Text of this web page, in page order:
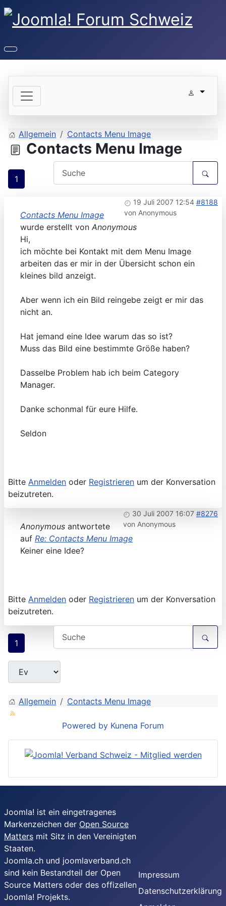
Allgemein Contacts Menu Image
Contacts Menu Image
1
19 Juli 2007 12:54 #8188
von Anonymous
Contacts Menu Image
wurde erstellt von Anonymous
Hi,
ich möchte bei Kontakt mit dem Menu Image
arbeiten das er mir in der Übersicht schon ein
kleines bild anzeigt.
Aber wenn ich ein Bild reingebe zeigt er mir das
nicht an.
Hat jemand eine Idee warum das so ist?
Muss das Bild eine bestimmte Größe haben?
Dasselbe Problem hab ich beim Category
Manager.
Danke schonmal für eure Hilfe.
Seldon
Bitte Anmelden oder Registrieren um der Konversation
beizutreten.
30 Juli 2007 16:07 #8276
von Anonymous
Anonymous antwortete
auf Re: Contacts Menu Image
Keiner eine Idee?
Bitte Anmelden oder Registrieren um der Konversation
beizutreten.
1
Allgemein Contacts Menu Image
Powered by Kunena Forum
Joomla! ist ein eingetragenes
Markenzeichen der Open Source
Matters mit Sitz in den Vereinigten
Staaten.
Joomla.ch und joomlaverband.ch
sind kein Bestandteil der Open
Source Matters oder des offizellen
Joomla! Projekts.
Impressum
Datenschutzerklärung